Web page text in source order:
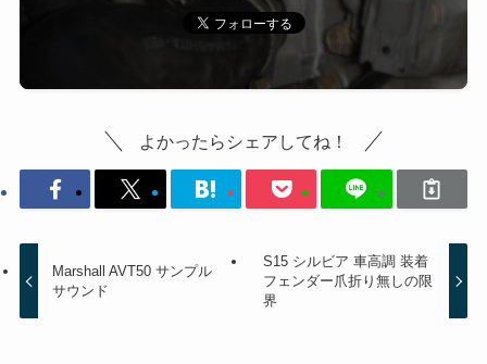
よかったらシェアしてね！
Marshall AVT50 サンプル
サウンド
S15 シルビア 車高調 装着
フェンダー爪折り無しの限
界